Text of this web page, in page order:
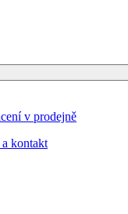
v prodejně
kontakt